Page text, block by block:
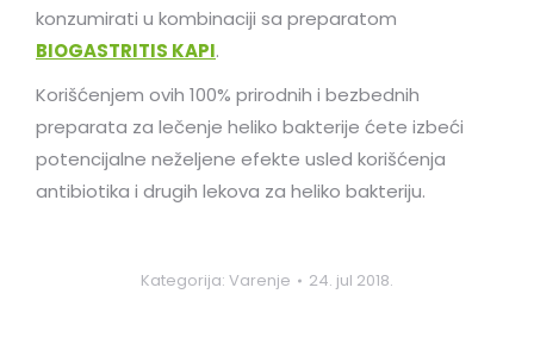
konzumirati u kombinaciji sa preparatom
BIOGASTRITIS KAPI.
Korišćenjem ovih 100% prirodnih i bezbednih
preparata za lečenje heliko bakterije ćete izbeći
potencijalne neželjene efekte usled korišćenja
antibiotika i drugih lekova za heliko bakteriju.
Kategorija: Varenje 24. jul 2018.